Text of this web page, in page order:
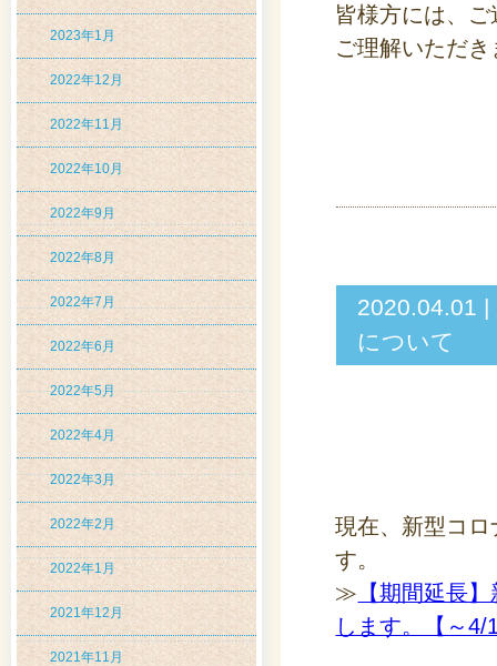
2023年1月
2022年12月
2022年11月
2022年10月
2022年9月
2022年8月
2022年7月
2022年6月
2022年5月
2022年4月
2022年3月
2022年2月
2022年1月
2021年12月
2021年11月
皆様方には、
ご理解いただ
2020.04.01 |
について
現在、新型コ
す。
≫ 【期間延長
します。【～4/